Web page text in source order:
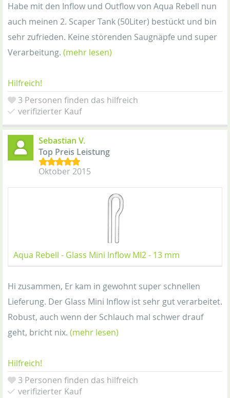
Habe mit den Inflow und Outflow von Aqua Rebell nun
auch meinen 2. Scaper Tank (50Liter) bestückt und bin
sehr zufrieden. Keine störenden Saugnäpfe und super
Verarbeitung. (mehr lesen)
Hilfreich!
3 Personen finden das hilfreich
verifizierter Kauf
Sebastian V.
Top Preis Leistung
Oktober 2015
Aqua Rebell - Glass Mini Inflow MI2 - 13 mm
Hi zusammen, Er kam in gewohnt super schnellen
Lieferung. Der Glass Mini Inflow ist sehr gut verarbeitet.
Robust, auch wenn der Schlauch mal schwer drauf
geht, bricht nix. (mehr lesen)
Hilfreich!
3 Personen finden das hilfreich
verifizierter Kauf